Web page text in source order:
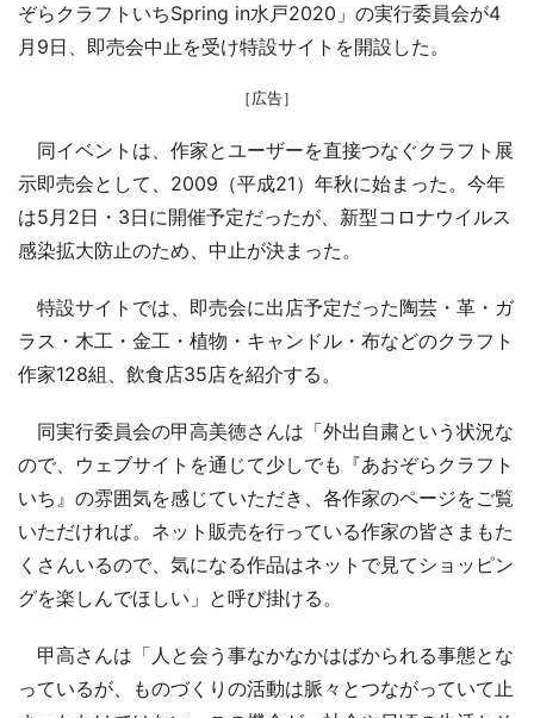
ぞらクラフトいちSpring in水戸2020」の実行委員会が4
月9日、即売会中止を受け特設サイトを開設した。
［広告］
同イベントは、作家とユーザーを直接つなぐクラフト展
示即売会として、2009（平成21）年秋に始まった。今年
は5月2日・3日に開催予定だったが、新型コロナウイルス
感染拡大防止のため、中止が決まった。
特設サイトでは、即売会に出店予定だった陶芸・革・ガ
ラス・木工・金工・植物・キャンドル・布などのクラフト
作家128組、飲食店35店を紹介する。
同実行委員会の甲高美徳さんは「外出自粛という状況な
ので、ウェブサイトを通じて少しでも『あおぞらクラフト
いち』の雰囲気を感じていただき、各作家のページをご覧
いただければ。ネット販売を行っている作家の皆さまもた
くさんいるので、気になる作品はネットで見てショッピン
グを楽しんでほしい」と呼び掛ける。
甲高さんは「人と会う事なかなかはばかられる事態とな
っているが、ものづくりの活動は脈々とつながっていて止